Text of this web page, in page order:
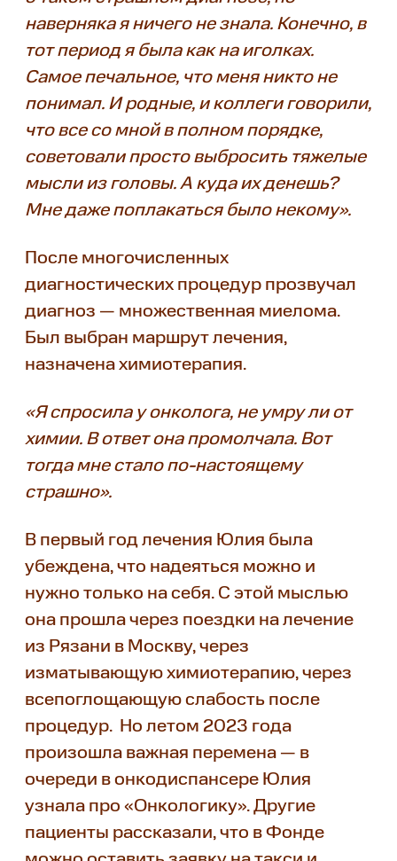
наверняка я ничего не знала. Конечно, в
тот период я была как на иголках.
Самое печальное, что меня никто не
понимал. И родные, и коллеги говорили,
что все со мной в полном порядке,
советовали просто выбросить тяжелые
мысли из головы. А куда их денешь?
Мне даже поплакаться было некому».
После многочисленных
диагностических процедур прозвучал
диагноз — множественная миелома.
Был выбран маршрут лечения,
назначена химиотерапия.
«Я спросила у онколога, не умру ли от
химии. В ответ она промолчала. Вот
тогда мне стало по-настоящему
страшно».
В первый год лечения Юлия была
убеждена, что надеяться можно и
нужно только на себя. С этой мыслью
она прошла через поездки на лечение
из Рязани в Москву, через
изматывающую химиотерапию, через
всепоглощающую слабость после
процедур. Но летом 2023 года
произошла важная перемена — в
очереди в онкодиспансере Юлия
узнала про «Онкологику». Другие
пациенты рассказали, что в Фонде